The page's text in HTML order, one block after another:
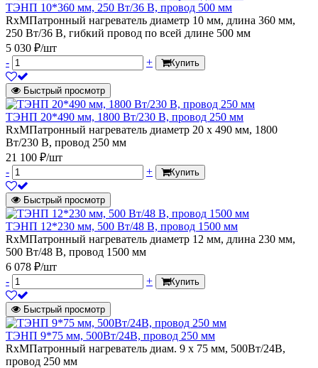
ТЭНП 10*360 мм, 250 Вт/36 В, провод 500 мм
RxMПатронный нагреватель диаметр 10 мм, длина 360 мм,
250 Вт/36 В, гибкий провод по всей длине 500 мм
5 030 ₽/шт
-
+ Купить
Быстрый просмотр
ТЭНП 20*490 мм, 1800 Вт/230 В, провод 250 мм
RxMПатронный нагреватель диаметр 20 х 490 мм, 1800
Вт/230 В, провод 250 мм
21 100 ₽/шт
-
+ Купить
Быстрый просмотр
ТЭНП 12*230 мм, 500 Вт/48 В, провод 1500 мм
RxMПатронный нагреватель диаметр 12 мм, длина 230 мм,
500 Вт/48 В, провод 1500 мм
6 078 ₽/шт
-
+ Купить
Быстрый просмотр
ТЭНП 9*75 мм, 500Вт/24В, провод 250 мм
RxMПатронный нагреватель диам. 9 х 75 мм, 500Вт/24В,
провод 250 мм